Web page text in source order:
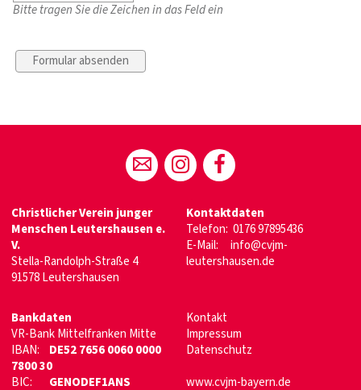
Bitte tragen Sie die Zeichen in das Feld ein
Christlicher Verein junger
Menschen Leutershausen e.
V.
Stella-Randolph-Straße 4
91578 Leutershausen
Kontaktdaten
Telefon: 0176 97895436
E-Mail:
info@cvjm-
leutershausen.de
Bankdaten
VR-Bank Mittelfranken Mitte
IBAN: DE52 7656 0060 0000
7800 30
BIC: GENODEF1ANS
Kontakt
Impressum
Datenschutz
www.cvjm-bayern.de